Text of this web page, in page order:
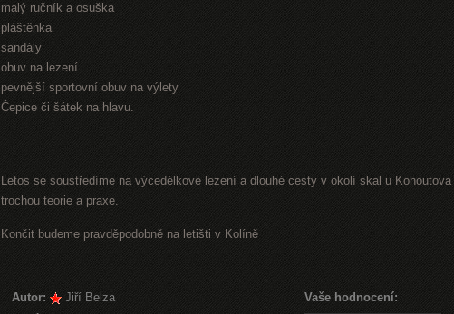
malý ručník a osuška
pláštěnka
sandály
obuv na lezení
pevnější sportovní obuv na výlety
Čepice či šátek na hlavu.
Letos se soustředíme na výcedélkové lezení a dlouhé cesty v okolí skal u
trochou teorie a praxe.
Končit budeme pravděpodobně na letišti v Kolíně
Autor:
Jiří Belza
Vaše hodnocení: